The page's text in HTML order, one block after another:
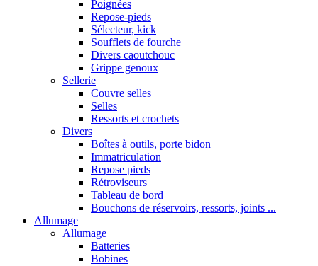
Poignées
Repose-pieds
Sélecteur, kick
Soufflets de fourche
Divers caoutchouc
Grippe genoux
Sellerie
Couvre selles
Selles
Ressorts et crochets
Divers
Boîtes à outils, porte bidon
Immatriculation
Repose pieds
Rétroviseurs
Tableau de bord
Bouchons de réservoirs, ressorts, joints ...
Allumage
Allumage
Batteries
Bobines